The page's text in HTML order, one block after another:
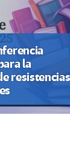
la
resistencias